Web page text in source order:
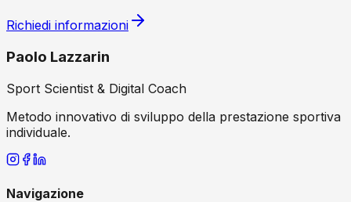
Richiedi informazioni
Paolo Lazzarin
Sport Scientist & Digital Coach
Metodo innovativo di sviluppo della prestazione sportiva
individuale.
Navigazione